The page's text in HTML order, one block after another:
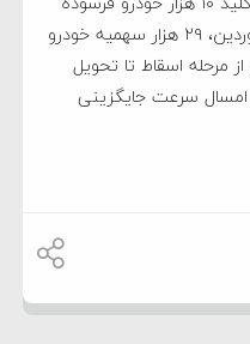
تاکسی است این سامانه از ۲۶ فروردین، ۲۹ هزار سهمیه خودرو
مرحله اسقاط تا تحویل
سرعت جایگزینی